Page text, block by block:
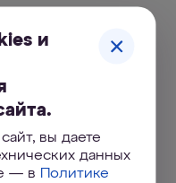
и
вы даете
данных
— в Политике
фильтров
(сервис